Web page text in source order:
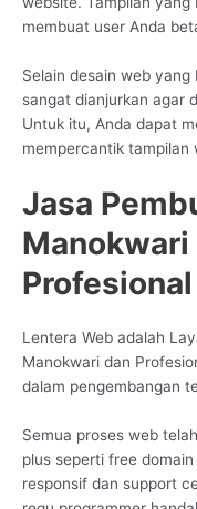
membuat user Anda
Selain desain web
sangat dianjurkan agar
Untuk itu, Anda dapat
mempercantik tampilan
Jasa
Lentera Web adalah
Manokwari dan
dalam pengembangan
Semua proses web
plus seperti free
responsif dan support